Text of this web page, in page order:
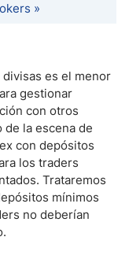
»
es el menor
gestionar
con otros
de la escena de
con depósitos
los traders
Trataremos
mínimos
no deberían